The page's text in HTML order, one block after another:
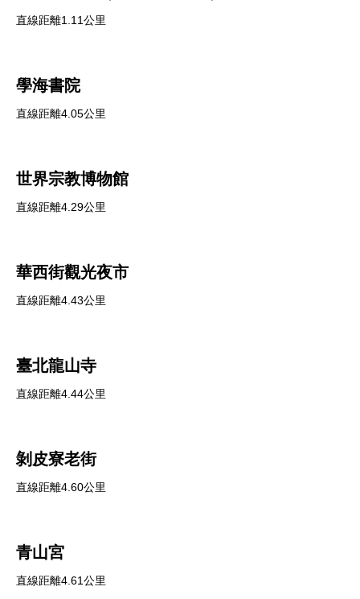
直線距離1.11公里
學海書院
直線距離4.05公里
世界宗教博物館
直線距離4.29公里
華西街觀光夜市
直線距離4.43公里
臺北龍山寺
直線距離4.44公里
剝皮寮老街
直線距離4.60公里
青山宮
直線距離4.61公里